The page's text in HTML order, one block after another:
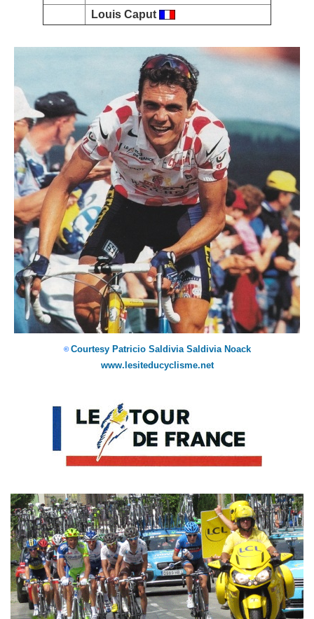
Louis Caput
© Courtesy Patricio Saldivia Saldivia Noack
www.lesiteducyclisme.net